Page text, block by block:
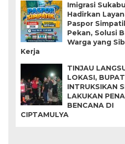
Imigrasi
Hadirkan
Paspor
Pekan, Solusi
Warga yang
Kerja
TINJAU
LOKASI,
INTRUKSIKAN
LAKUKAN
BENCANA DI
CIPTAMULYA